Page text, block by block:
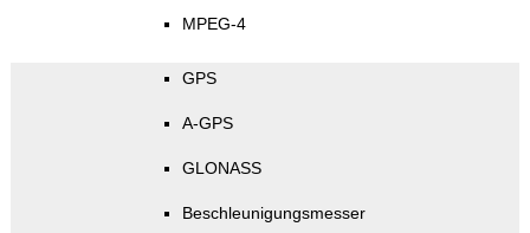
MPEG-4
GPS
A-GPS
GLONASS
Beschleunigungsmesser